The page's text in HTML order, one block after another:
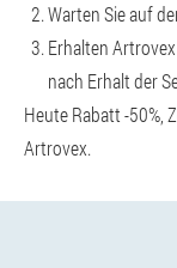
Warten Sie auf
Erhalten
nach Erhalt der
Heute Rabatt -50%,
Artrovex.